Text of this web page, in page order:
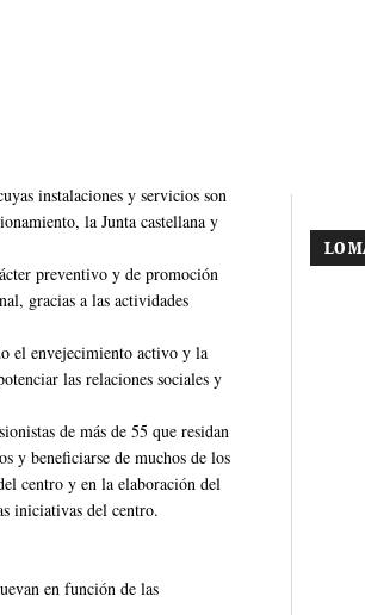
instalaciones y servicios son
la Junta castellana y
preventivo y de promoción
gracias a las actividades
el envejecimiento activo y la
las relaciones sociales y
de más de 55 que residan
y beneficiarse de muchos de los
centro y en la elaboración del
iniciativas del centro.
en función de las
LO